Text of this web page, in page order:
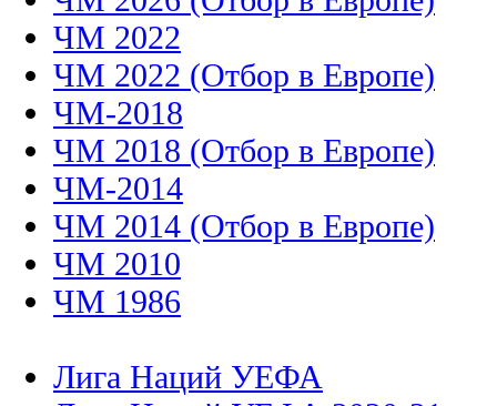
ЧМ 2022
ЧМ 2022 (Отбор в Европе)
ЧМ-2018
ЧМ 2018 (Отбор в Европе)
ЧМ-2014
ЧМ 2014 (Отбор в Европе)
ЧМ 2010
ЧМ 1986
Лига Наций УЕФА